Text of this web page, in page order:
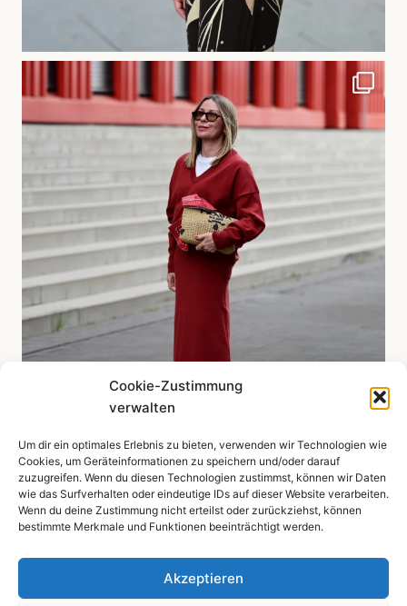
Cookie-Zustimmung
verwalten
Um dir ein optimales Erlebnis zu bieten, verwenden wir Technologien wie
Cookies, um Geräteinformationen zu speichern und/oder darauf
zuzugreifen. Wenn du diesen Technologien zustimmst, können wir Daten
wie das Surfverhalten oder eindeutige IDs auf dieser Website verarbeiten.
Wenn du deine Zustimmung nicht erteilst oder zurückziehst, können
bestimmte Merkmale und Funktionen beeinträchtigt werden.
Akzeptieren
Mehr zeigen ...
Datenschutzerklärung